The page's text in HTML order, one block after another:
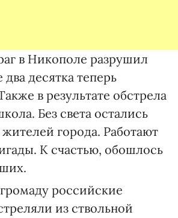
в Никополе разрушил
десятка теперь
в результате обстрела
Без света остались
города. Работают
К счастью, обошлось
российские
из ствольной